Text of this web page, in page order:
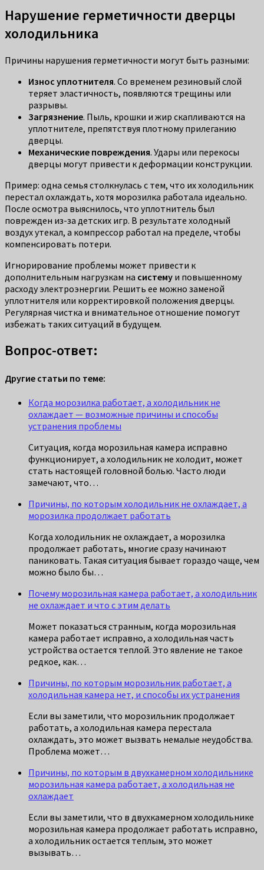
Нарушение герметичности дверцы
холодильника
Причины нарушения герметичности могут быть разными:
Износ уплотнителя. Со временем резиновый слой
теряет эластичность, появляются трещины или
разрывы.
Загрязнение. Пыль, крошки и жир скапливаются на
уплотнителе, препятствуя плотному прилеганию
дверцы.
Механические повреждения. Удары или перекосы
дверцы могут привести к деформации конструкции.
Пример: одна семья столкнулась с тем, что их холодильник
перестал охлаждать, хотя морозилка работала идеально.
После осмотра выяснилось, что уплотнитель был
поврежден из-за детских игр. В результате холодный
воздух утекал, а компрессор работал на пределе, чтобы
компенсировать потери.
Игнорирование проблемы может привести к
дополнительным нагрузкам на систему и повышенному
расходу электроэнергии. Решить ее можно заменой
уплотнителя или корректировкой положения дверцы.
Регулярная чистка и внимательное отношение помогут
избежать таких ситуаций в будущем.
Вопрос-ответ:
Другие статьи по теме:
Когда морозилка работает, а холодильник не
охлаждает — возможные причины и способы
устранения проблемы
Ситуация, когда морозильная камера исправно
функционирует, а холодильник не холодит, может
стать настоящей головной болью. Часто люди
замечают, что…
Причины, по которым холодильник не охлаждает, а
морозилка продолжает работать
Когда холодильник не охлаждает, а морозилка
продолжает работать, многие сразу начинают
паниковать. Такая ситуация бывает гораздо чаще, чем
можно было бы…
Почему морозильная камера работает, а холодильник
не охлаждает и что с этим делать
Может показаться странным, когда морозильная
камера работает исправно, а холодильная часть
устройства остается теплой. Это явление не такое
редкое, как…
Причины, по которым морозильник работает, а
холодильная камера нет, и способы их устранения
Если вы заметили, что морозильник продолжает
работать, а холодильная камера перестала
охлаждать, это может вызвать немалые неудобства.
Проблема может…
Причины, по которым в двухкамерном холодильнике
морозильная камера работает, а холодильная не
охлаждает
Если вы заметили, что в двухкамерном холодильнике
морозильная камера продолжает работать исправно,
а холодильник остается теплым, это может
вызывать…